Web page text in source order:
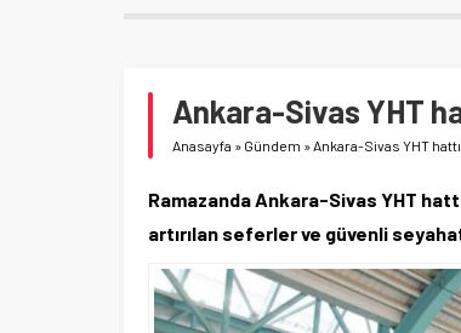
Ankara-Sivas YHT
Anasayfa » Gündem »Ankara-Sivas YHT
Ramazanda Ankara-Sivas YHT
artırılan seferler ve güvenli